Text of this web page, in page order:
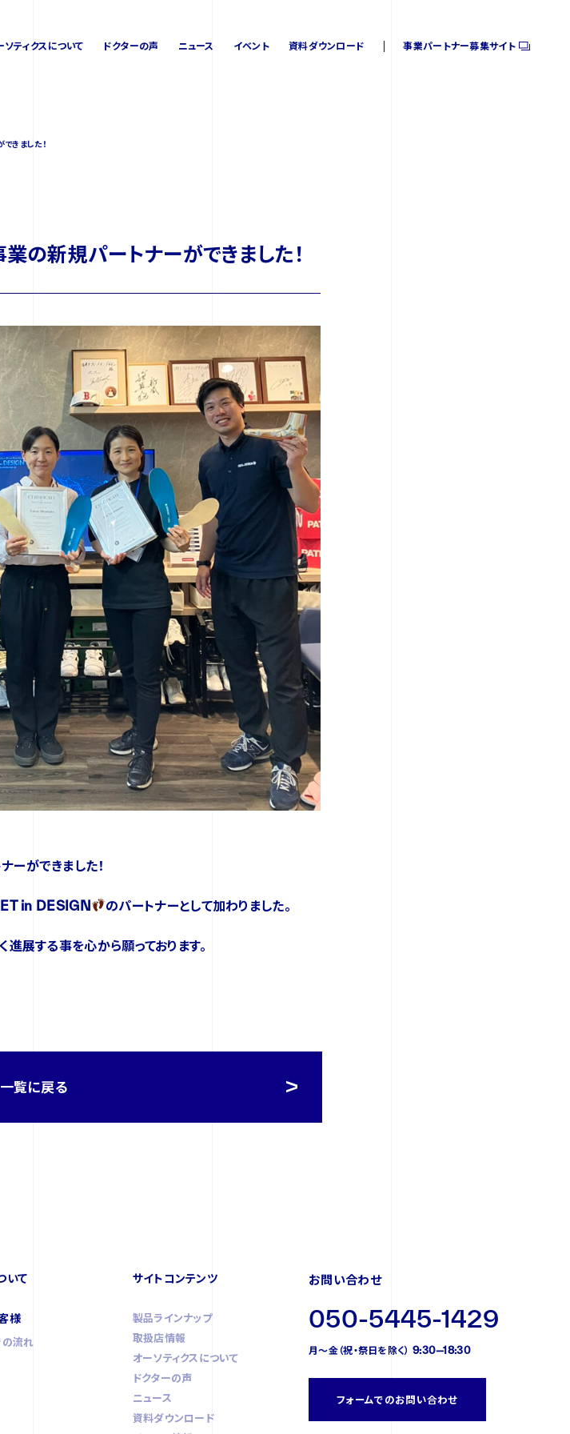
ソティクスについて ドクターの声 ニュース イベント 資料ダウンロード 事業パートナー募集サイト
きました！
の新規パートナーができました！
ができました！
in DESIGN
のパートナーとして加わりました。
展する事を心から願っております。
一覧に戻る
いて
様
の流れ
サイトコンテンツ
製品ラインナップ
取扱店情報
オーソティクスについて
ドクターの声
ニュース
資料ダウンロード
お問い合わせ
050-5445-1429
月〜金（祝・祭日を除く） 9:30—18:30
フォームでのお問い合わせ